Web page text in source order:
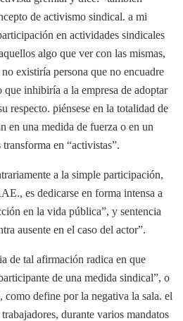
de activismo sindical. a mi
en actividades sindicales
algo que ver con las mismas,
existiría persona que no encuadre
inhibiría a la empresa de adoptar
respecto. piénsese en la totalidad de
en una medida de fuerza o en un
en “activistas”.
a la simple participación,
es dedicarse en forma intensa a
en la vida pública”, y sentencia
ausente en el caso del actor”.
de tal afirmación radica en que
de una medida sindical”, o
como define por la negativa la sala. el
durante varios mandatos